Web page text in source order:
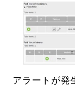
アラートが